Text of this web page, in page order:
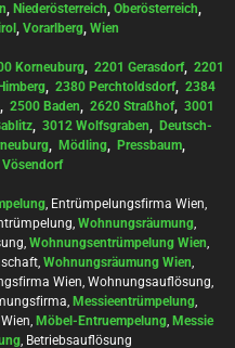
, Niederösterreich, Oberösterreich,
, Vorarlberg, Wien
Korneuburg, 2201 Gerasdorf, 2201
, 2380 Perchtoldsdorf, 2384
, 2500 Baden, 2620 Straßhof, 3001
, 3012 Wolfsgraben, Deutsch-
, Mödling, Pressbaum,
Vösendorf
, Entrümpelungsfirma Wien,
Wohnungsräumung,
Wohnungsentrümpelung Wien,
Wohnungsräumung Wien,
Wien, Wohnungsauflösung,
Messieentrümpelung,
Möbel-Entruempelung, Messie
, Betriebsauflösung